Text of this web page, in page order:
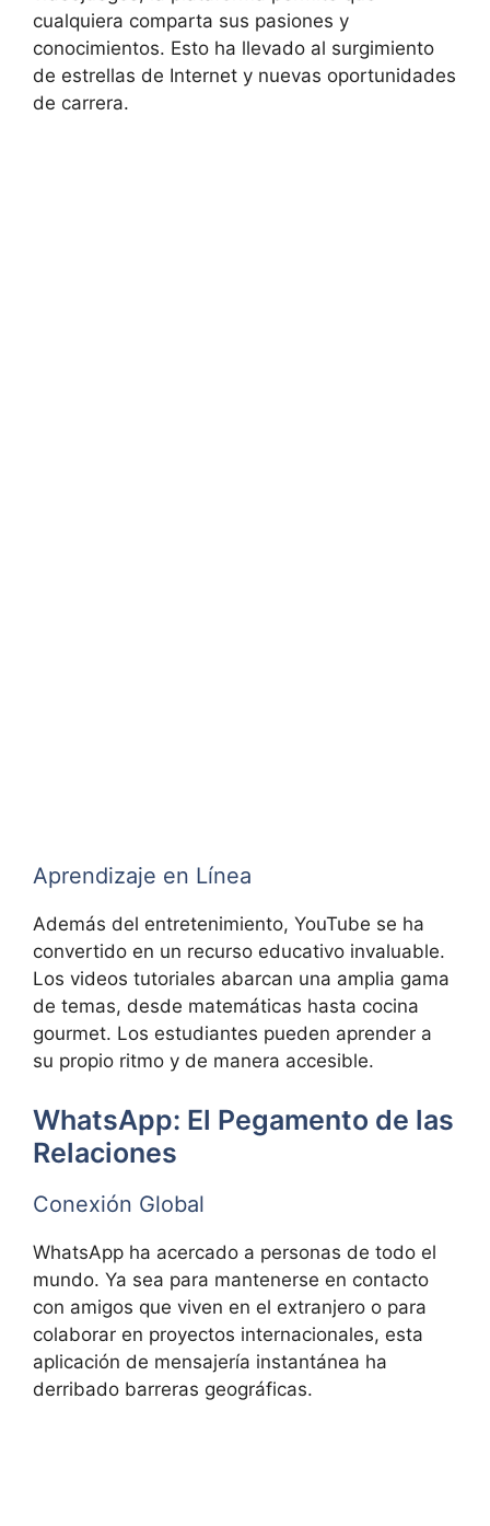
cualquiera comparta sus pasiones y
conocimientos. Esto ha llevado al surgimiento
de estrellas de Internet y nuevas oportunidades
de carrera.
Aprendizaje en Línea
Además del entretenimiento, YouTube se ha
convertido en un recurso educativo invaluable.
Los videos tutoriales abarcan una amplia gama
de temas, desde matemáticas hasta cocina
gourmet. Los estudiantes pueden aprender a
su propio ritmo y de manera accesible.
WhatsApp: El Pegamento de las
Relaciones
Conexión Global
WhatsApp ha acercado a personas de todo el
mundo. Ya sea para mantenerse en contacto
con amigos que viven en el extranjero o para
colaborar en proyectos internacionales, esta
aplicación de mensajería instantánea ha
derribado barreras geográficas.